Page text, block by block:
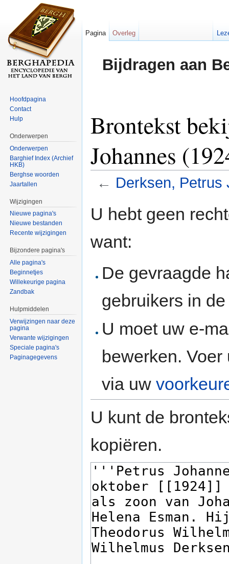
Bijdragen aan
Brontekst
Johannes
← Derksen, Petrus
U hebt geen
want:
De gevraagde
gebruikers in
U moet uw e-
bewerken.
via uw
U kunt de
kopiëren.
Pagina Overleg
Hoofdpagina
Contact
Hulp
Onderwerpen
Onderwerpen
Barghief Index (Archief
HKB)
Berghse woorden
Jaartallen
Wijzigingen
Nieuwe pagina's
Nieuwe bestanden
Recente wijzigingen
Bijzondere pagina's
Alle pagina's
Beginnetjes
Willekeurige pagina
Zandbak
Hulpmiddelen
Verwijzingen naar deze
pagina
Verwante wijzigingen
Speciale pagina's
Paginagegevens